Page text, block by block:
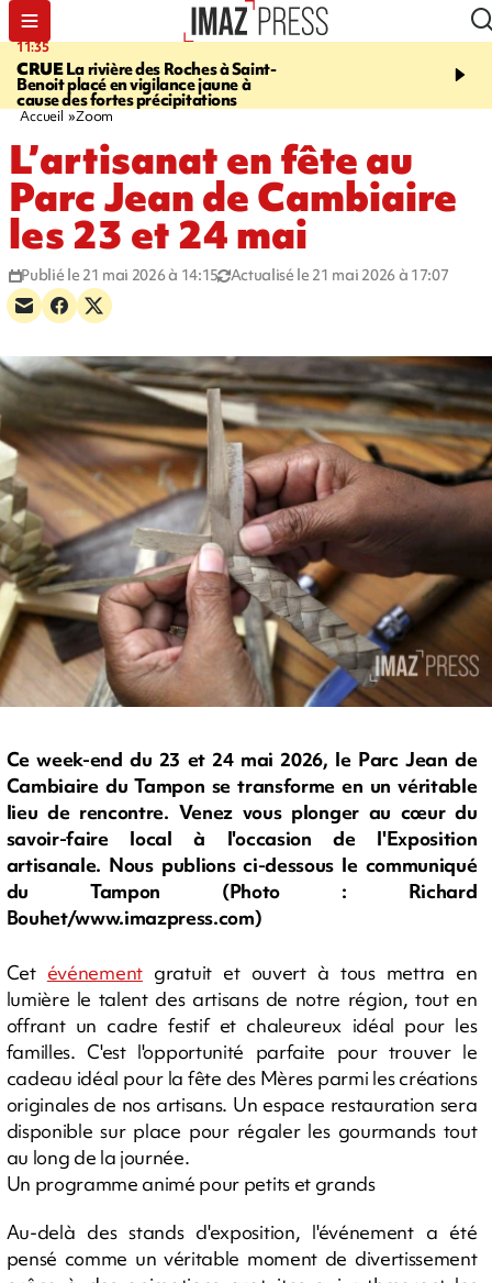
11:35
CRUELa rivière des Roches à Saint-
Benoit placé en vigilance jaune à
cause des fortes précipitations
11:57
Le
Papang a repris du
Accueil Zoom
L’artisanat en fête au
Parc Jean de Cambiaire
les 23 et 24 mai
Publié le 21 mai 2026 à 14:15 Actualisé le 21 mai 2026 à 17:07
Ce week-end du 23 et 24 mai 2026, le Parc Jean de
Cambiaire du Tampon se transforme en un véritable
lieu de rencontre. Venez vous plonger au cœur du
savoir-faire local à l'occasion de l'Exposition
artisanale. Nous publions ci-dessous le communiqué
du Tampon (Photo : Richard
Bouhet/www.imazpress.com)
Cet événementgratuit et ouvert à tous mettra en
lumière le talent des artisans de notre région, tout en
offrant un cadre festif et chaleureux idéal pour les
familles. C'est l'opportunité parfaite pour trouver le
cadeau idéal pour la fête des Mères parmi les créations
originales de nos artisans. Un espace restauration sera
disponible sur place pour régaler les gourmands tout
au long de la journée.
Un programme animé pour petits et grands
Au-delà des stands d'exposition, l'événement a été
pensé comme un véritable moment de divertissement